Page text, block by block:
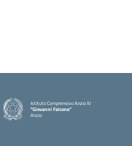
Istituto Comprensivo Anzio IV
"Giovanni Falcone"
Anzio